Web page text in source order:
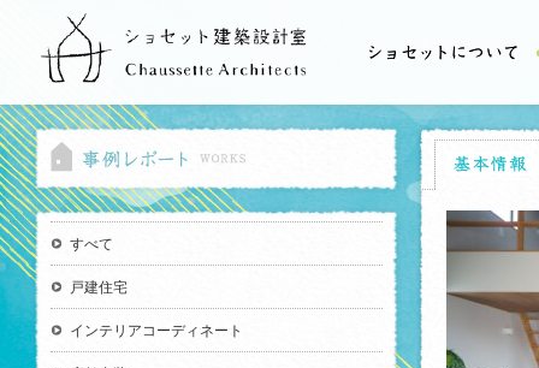
すべて
戸建住宅
インテリアコーディネート